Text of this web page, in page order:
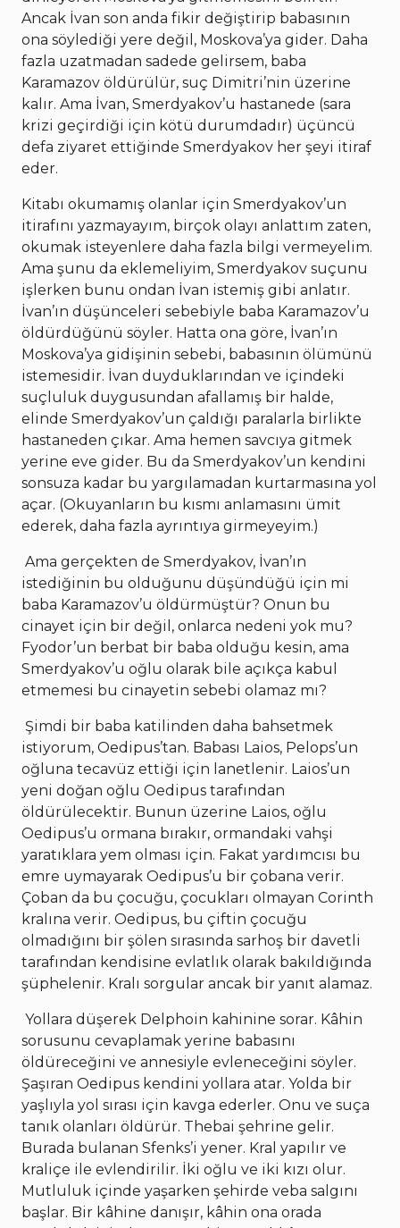
Ancak İvan son anda fikir değiştirip babasının
ona söylediği yere değil, Moskova’ya gider. Daha
fazla uzatmadan sadede gelirsem, baba
Karamazov öldürülür, suç Dimitri’nin üzerine
kalır. Ama İvan, Smerdyakov’u hastanede (sara
krizi geçirdiği için kötü durumdadır) üçüncü
defa ziyaret ettiğinde Smerdyakov her şeyi itiraf
eder.
Kitabı okumamış olanlar için Smerdyakov’un
itirafını yazmayayım, birçok olayı anlattım zaten,
okumak isteyenlere daha fazla bilgi vermeyelim.
Ama şunu da eklemeliyim, Smerdyakov suçunu
işlerken bunu ondan İvan istemiş gibi anlatır.
İvan’ın düşünceleri sebebiyle baba Karamazov’u
öldürdüğünü söyler. Hatta ona göre, İvan’ın
Moskova’ya gidişinin sebebi, babasının ölümünü
istemesidir. İvan duyduklarından ve içindeki
suçluluk duygusundan afallamış bir halde,
elinde Smerdyakov’un çaldığı paralarla birlikte
hastaneden çıkar. Ama hemen savcıya gitmek
yerine eve gider. Bu da Smerdyakov’un kendini
sonsuza kadar bu yargılamadan kurtarmasına yol
açar. (Okuyanların bu kısmı anlamasını ümit
ederek, daha fazla ayrıntıya girmeyeyim.)
Ama gerçekten de Smerdyakov, İvan’ın
istediğinin bu olduğunu düşündüğü için mi
baba Karamazov’u öldürmüştür? Onun bu
cinayet için bir değil, onlarca nedeni yok mu?
Fyodor’un berbat bir baba olduğu kesin, ama
Smerdyakov’u oğlu olarak bile açıkça kabul
etmemesi bu cinayetin sebebi olamaz mı?
Şimdi bir baba katilinden daha bahsetmek
istiyorum, Oedipus’tan. Babası Laios, Pelops’un
oğluna tecavüz ettiği için lanetlenir. Laios’un
yeni doğan oğlu Oedipus tarafından
öldürülecektir. Bunun üzerine Laios, oğlu
Oedipus’u ormana bırakır, ormandaki vahşi
yaratıklara yem olması için. Fakat yardımcısı bu
emre uymayarak Oedipus’u bir çobana verir.
Çoban da bu çocuğu, çocukları olmayan Corinth
kralına verir. Oedipus, bu çiftin çocuğu
olmadığını bir şölen sırasında sarhoş bir davetli
tarafından kendisine evlatlık olarak bakıldığında
şüphelenir. Kralı sorgular ancak bir yanıt alamaz.
Yollara düşerek Delphoin kahinine sorar. Kâhin
sorusunu cevaplamak yerine babasını
öldüreceğini ve annesiyle evleneceğini söyler.
Şaşıran Oedipus kendini yollara atar. Yolda bir
yaşlıyla yol sırası için kavga ederler. Onu ve suça
tanık olanları öldürür. Thebai şehrine gelir.
Burada bulanan Sfenks’i yener. Kral yapılır ve
kraliçe ile evlendirilir. İki oğlu ve iki kızı olur.
Mutluluk içinde yaşarken şehirde veba salgını
başlar. Bir kâhine danışır, kâhin ona orada